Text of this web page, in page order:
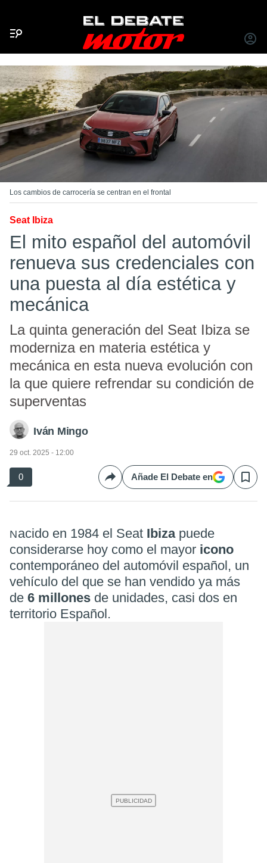
INICIAR
Los cambios de carrocería se centran en el frontal
Seat Ibiza
El mito español del automóvil
renueva sus credenciales con
una puesta al día estética y
mecánica
La quinta generación del Seat Ibiza se
moderniza en materia estética y
mecánica en esta nueva evolución con
la que quiere refrendar su condición de
superventas
Iván Mingo
29 oct. 2025 - 12:00
0 CompartirAñade El Debate en Save
Nacido en 1984 el Seat Ibiza puede
considerarse hoy como el mayor icono
contemporáneo del automóvil español, un
vehículo del que se han vendido ya más
de 6 millones de unidades, casi dos en
territorio Español.